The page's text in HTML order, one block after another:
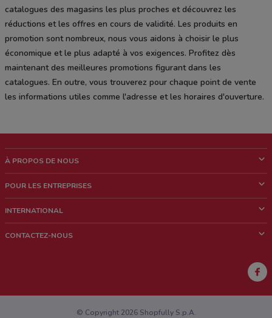
catalogues des magasins les plus proches et découvrez les
réductions et les offres en cours de validité. Les produits en
promotion sont nombreux, nous vous aidons à choisir le plus
économique et le plus adapté à vos exigences. Profitez dès
maintenant des meilleures promotions figurant dans les
catalogues. En outre, vous trouverez pour chaque point de vente
les informations utiles comme l'adresse et les horaires d'ouverture.
À PROPOS DE NOUS
News & Médias
POUR LES ENTREPRISES
Contacts commerciaux et/ou marketing
INTERNATIONAL
CONTACTEZ-NOUS
Vous rencontrez un problème technique sur l’appli ou le site?
© Copyright 2026 Shopfully S.p.A.